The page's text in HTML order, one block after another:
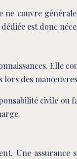
couvre
est donc
Elle
des
civile
Une